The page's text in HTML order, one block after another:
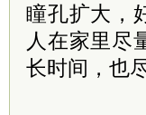
瞳孔扩大，
人在家里尽
长时间，也